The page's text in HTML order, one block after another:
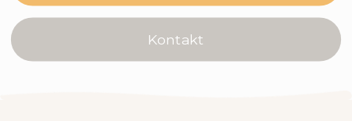
Kontakt